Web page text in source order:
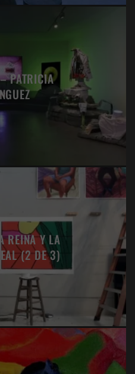
PATRICIA
REINA Y LA
(2 DE 3)